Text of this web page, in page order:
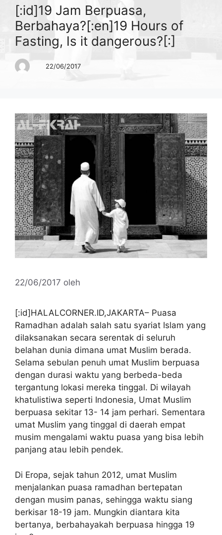
[:id]19 Jam Berpuasa,
Berbahaya?[:en]19 Hours of
Fasting, Is it dangerous?[:]
22/06/2017
22/06/2017 oleh
[:id]HALALCORNER.ID,JAKARTA– Puasa
Ramadhan adalah salah satu syariat Islam yang
dilaksanakan secara serentak di seluruh
belahan dunia dimana umat Muslim berada.
Selama sebulan penuh umat Muslim berpuasa
dengan durasi waktu yang berbeda-beda
tergantung lokasi mereka tinggal. Di wilayah
khatulistiwa seperti Indonesia, Umat Muslim
berpuasa sekitar 13- 14 jam perhari. Sementara
umat Muslim yang tinggal di daerah empat
musim mengalami waktu puasa yang bisa lebih
panjang atau lebih pendek.
Di Eropa, sejak tahun 2012, umat Muslim
menjalankan puasa ramadhan bertepatan
dengan musim panas, sehingga waktu siang
berkisar 18-19 jam. Mungkin diantara kita
bertanya, berbahayakah berpuasa hingga 19